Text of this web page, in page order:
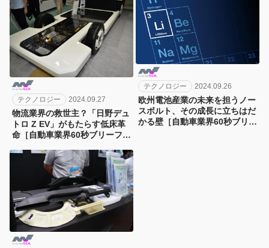
テクノロジー 2024.09.27
物流業界の救世主？「日野デュ
トロ Z EV」がもたらす低床革
命［自動車業界60秒ブリーフィ
テクノロジー 2024.09.26
欧州電池産業の未来を担うノー
スボルト、その成長に立ちはだ
かる壁［自動車業界60秒ブリー